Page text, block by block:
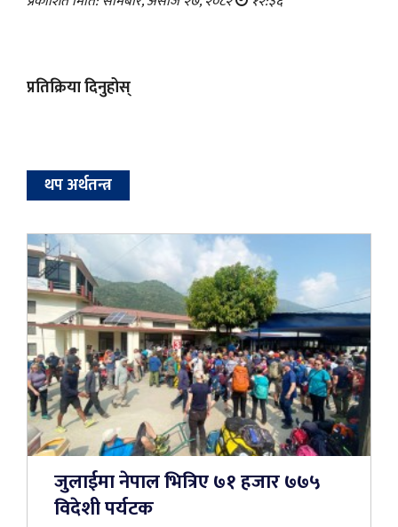
प्रतिक्रिया दिनुहोस्
थप अर्थतन्त्र
जुलाईमा नेपाल भित्रिए ७१ हजार ७७५
विदेशी पर्यटक